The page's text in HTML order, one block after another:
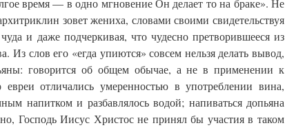
время — в одно мгновение Он делает то на браке». Не
зовет жениха, словами своими свидетельствуя
и даже подчеркивая, что чудесно претворившееся из
Из слов его «егда упиются» совсем нельзя делать вывод,
говорится об общем обычае, а не в применении к
отличались умеренностью в употреблении вина,
напитком и разбавлялось водой; напиваться допьяна
Господь Иисус Христос не принял бы участия в таком